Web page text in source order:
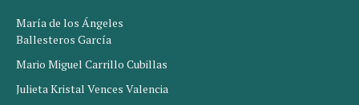
María de los Ángeles
Ballesteros García
Mario Miguel Carrillo Cubillas
Julieta Kristal Vences Valencia